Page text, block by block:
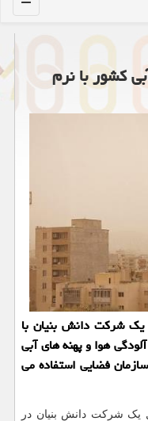
کشور با نرم
یک شرکت دانش بنیان با
آلودگی هوا و پهنه های آبی
فضایی استفاده می
شرکت دانش بنیان در